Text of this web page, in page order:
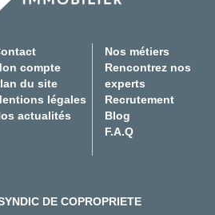
compte
du site
légales
actualités
Nos métiers
Rencontrez nos
experts
Recrutement
Blog
F.A.Q
DE COPROPRIETE